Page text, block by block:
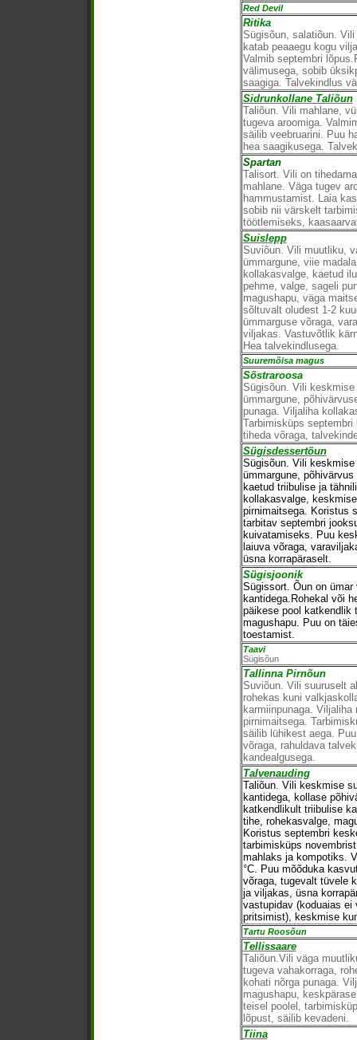
Red Devil
Ritika
Sügisõun, salatiõun.
katab peaaegu kogu
Valmib septembri
välimusega, sobib
saagiga. Talvekindlus
Sidrunkollane Taliõun
Taliõun. Vili mahlane,
tugeva aroomiga.
säilib veebruarini. Puu
hea saagikusega.
Spartan
Talisort. Vili on
mahlane. Väga tugev
hammustamist. Laia
sobib nii värskelt
töötlemiseks,
Suislepp
Suviõun. Vili muutliku,
ümmargune, viie
kollakasvalge, kaetud
pehme, valge, sageli
magushapu, väga
sõltuvalt oludest 1-2
ümmarguse võraga,
viljakas. Vastuvõtlik
Hea talvekindlusega.
Suuremõisa magus
Sõstraroosa
Sügisõun. Vili
ümmargune,
punaga. Viljaliha
Tarbimisküps
tiheda võraga,
Sügisdessertõun
Sügisõun. Vili
ümmargune,
kaetud triibulise ja
kollakasvalge,
pirnimaitsega. Koristus
tarbitav septembri
kuivatamiseks. Puu
laiuva võraga,
üsna korrapäraselt.
Sügisjoonik
Sügissort. Õun on ümar
kantidega.Rohekal või
päikese pool katkendlik
magushapu. Puu on
toestamist.
Taavi
Sügisõun
Tallinna Pirnõun
Suviõun. Vili suuruselt
rohekas kuni
karmiinpunaga.
pirnimaitsega.
säilib lühikest aega.
võraga, rahuldava
kandealgusega.
Talvenauding
Taliõun. Vili keskmise
kantidega, kollase
katkendlikult triibulise
tihe, rohekasvalge,
Koristus septembri
tarbimisküps
mahlaks ja kompotiks.
°C. Puu mõõduka
võraga, tugevalt tüvele
ja viljakas, üsna
vastupidav (koduaias ei
pritsimist), keskmise
Tartu Roosõun
Tellissaare
Taliõun.Vili väga
tugeva vahakorraga,
kohati nõrga punaga.
magushapu,
teisel poolel,
lõpust, säilib kevadeni.
Tiina